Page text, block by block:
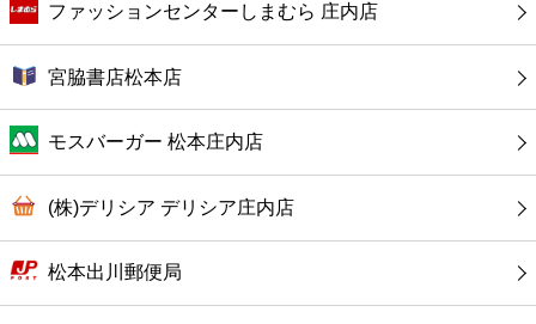
公共
ホテル
ファッションセンターしまむら 庄内店
宮脇書店松本店
モスバーガー 松本庄内店
(株)デリシア デリシア庄内店
松本出川郵便局